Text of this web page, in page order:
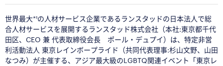
世界最大*¹の人材サービス企業であるランスタッドの日本法人で総
合人材サービスを展開するランスタッド株式会社（本社:東京都千代
田区、CEO 兼 代表取締役会長 ポール・デュプイ）は、特定非営
利活動法人 東京レインボープライド（共同代表理事:杉山文野、山田
なつみ）が主催する、アジア最大級のLGBTQ関連イベント「東京レ